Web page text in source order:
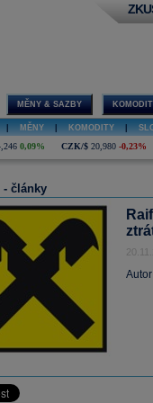
MĚNY & SAZBY
MĚNY KOMODITY
0,09% CZK/$ 20,980 -0,23%
- články